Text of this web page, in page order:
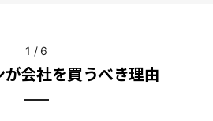
1 / 6
が会社を買うべき理由